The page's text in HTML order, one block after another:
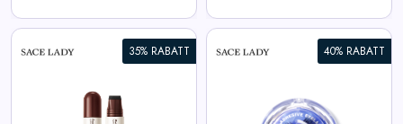
35% RABATT 40% RABATT
Selbstklebende Wimpern